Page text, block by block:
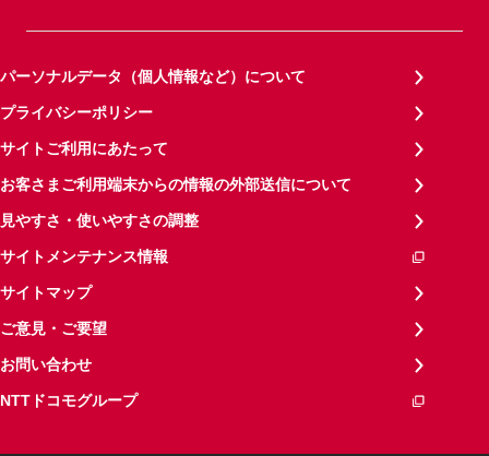
パーソナルデータ（個人情報など）について
プライバシーポリシー
サイトご利用にあたって
お客さまご利用端末からの情報の外部送信について
見やすさ・使いやすさの調整
サイトメンテナンス情報
サイトマップ
ご意見・ご要望
お問い合わせ
NTTドコモグループ